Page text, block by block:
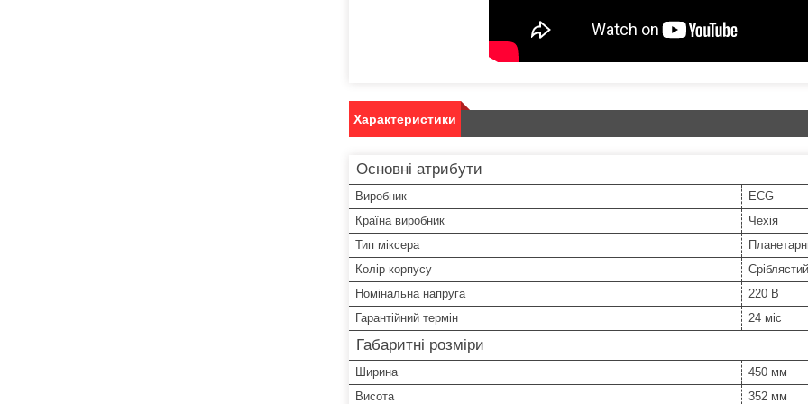
Характеристики
Основні атрибути
Виробник
ECG
Країна виробник
Чехія
Тип міксера
Колір корпусу
Сріблястий
Номінальна напруга
220 В
Гарантійний термін
24 міс
Габаритні розміри
Ширина
450 мм
Висота
352 мм